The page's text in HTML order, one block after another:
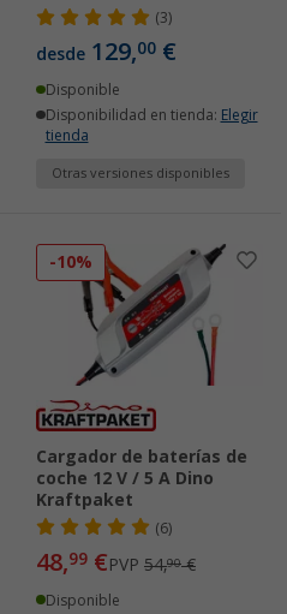
(3)
desde 129,00 €
Disponible
Disponibilidad en tienda: Elegir
tienda
Otras versiones disponibles
-10%
Cargador de baterías de
coche 12 V / 5 A Dino
Kraftpaket
(6)
48,99 €PVP 54,90€
Disponible